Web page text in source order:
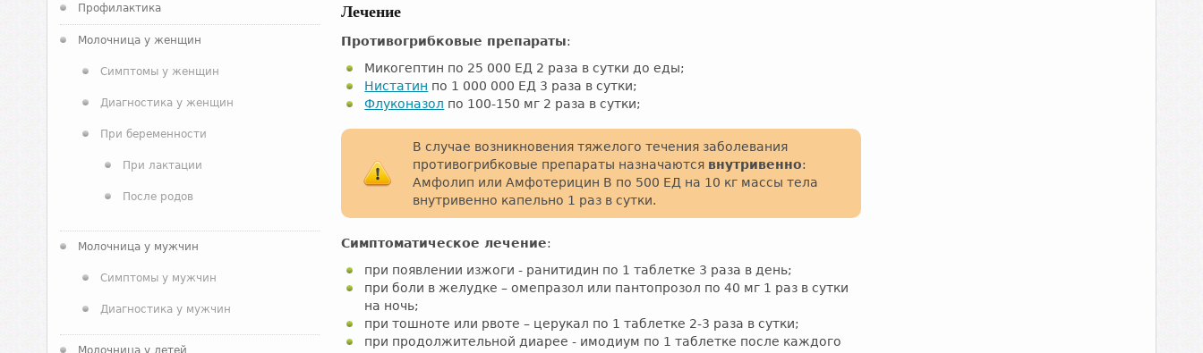
Профилактика
Молочница у женщин
Симптомы у женщин
Диагностика у женщин
При беременности
При лактации
После родов
Молочница у мужчин
Симптомы у мужчин
Диагностика у мужчин
Молочница у детей
Лечение
Противогрибковые препараты:
Микогептин по 25 000 ЕД 2 раза в сутки до еды;
Нистатин по 1 000 000 ЕД 3 раза в сутки;
Флуконазол по 100-150 мг 2 раза в сутки;
В случае возникновения тяжелого течения заболевания
противогрибковые препараты назначаются внутривенно:
Амфолип или Амфотерицин В по 500 ЕД на 10 кг массы тела
внутривенно капельно 1 раз в сутки.
Симптоматическое лечение:
при появлении изжоги - ранитидин по 1 таблетке 3 раза в день;
при боли в желудке – омепразол или пантопрозол по 40 мг 1 раз в сутки
на ночь;
при тошноте или рвоте – церукал по 1 таблетке 2-3 раза в сутки;
при продолжительной диарее - имодиум по 1 таблетке после каждого